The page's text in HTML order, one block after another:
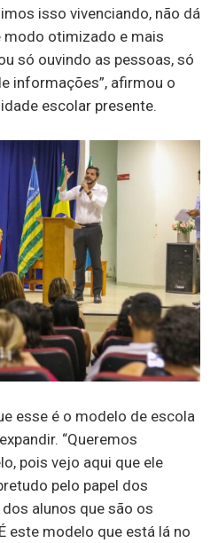
isso vivenciando, não dá
modo otimizado e mais
só ouvindo as pessoas, só
informações”, afirmou o
escolar presente.
esse é o modelo de escola
“Queremos
pois vejo aqui que ele
pelo papel dos
alunos que são os
este modelo que está lá no